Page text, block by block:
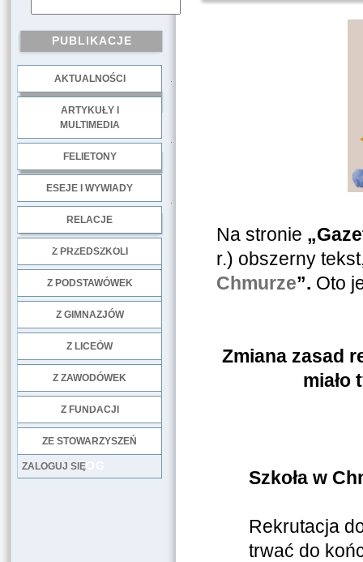
PUBLIKACJE
AKTUALNOŚCI
ARTYKUŁY I
MULTIMEDIA
FELIETONY
ESEJE I WYWIADY
RELACJE
Z PRZEDSZKOLI
Z PODSTAWÓWEK
Z GIMNAZJÓW
Z LICEÓW
Z ZAWODÓWEK
Z FUNDACJI
ZE STOWARZYSZEŃ
LOG
ZALOGUJ SIĘ
Na stronie
r.) obszerny
Chmurze”. Oto
Zmiana zasad
miało
Szkoła w
Rekrutacja
trwać do